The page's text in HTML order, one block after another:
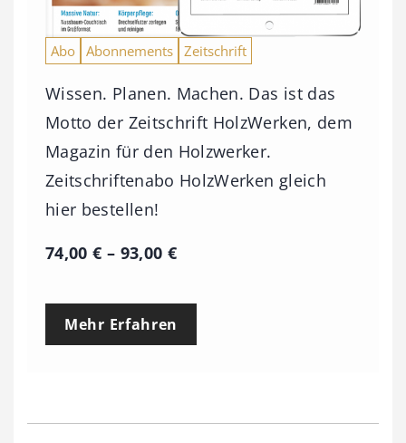
Abo Abonnements Zeitschrift
Wissen. Planen. Machen. Das ist das
Motto der Zeitschrift HolzWerken, dem
Magazin für den Holzwerker.
Zeitschriftenabo HolzWerken gleich
hier bestellen!
74,00€ – 93,00 €P
e
p
Mehr Erfahren